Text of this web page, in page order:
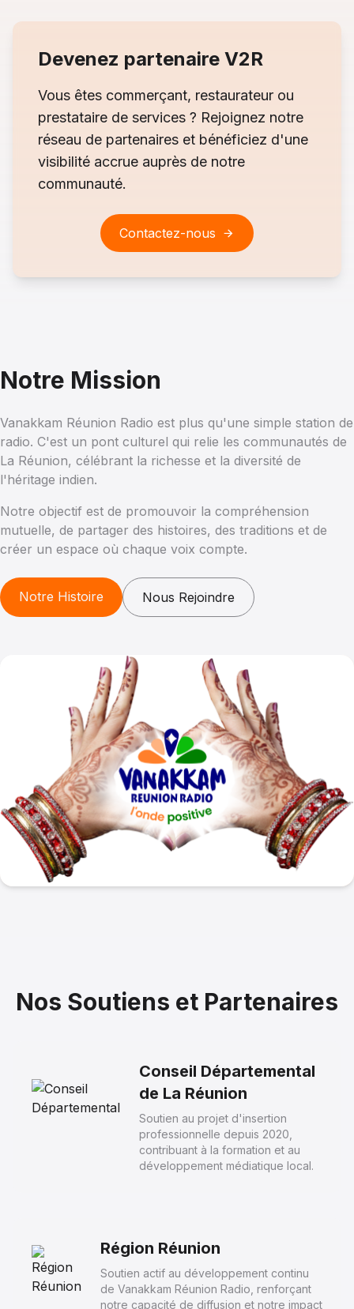
Devenez partenaire V2R
Vous êtes commerçant, restaurateur ou
prestataire de services ? Rejoignez notre
réseau de partenaires et bénéficiez d'une
visibilité accrue auprès de notre
communauté.
Contactez-nous
Notre Mission
Vanakkam Réunion Radio est plus qu'une simple station de
radio. C'est un pont culturel qui relie les communautés de
La Réunion, célébrant la richesse et la diversité de
l'héritage indien.
Notre objectif est de promouvoir la compréhension
mutuelle, de partager des histoires, des traditions et de
créer un espace où chaque voix compte.
Notre Histoire Nous Rejoindre
Nos Soutiens et Partenaires
Conseil Départemental
de La Réunion
Soutien au projet d'insertion
professionnelle depuis 2020,
contribuant à la formation et au
développement médiatique local.
Région Réunion
Soutien actif au développement continu
de Vanakkam Réunion Radio, renforçant
notre capacité de diffusion et notre impact